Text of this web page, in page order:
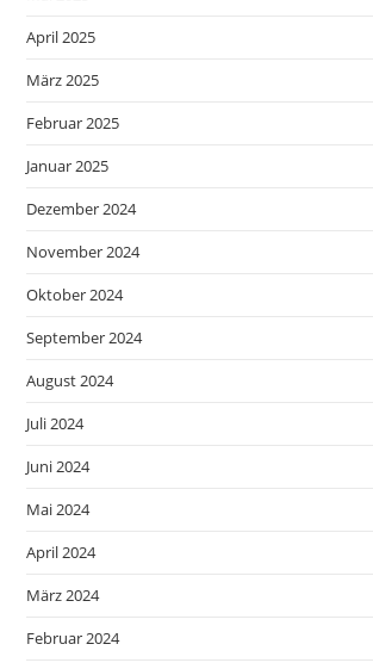
April 2025
März 2025
Februar 2025
Januar 2025
Dezember 2024
November 2024
Oktober 2024
September 2024
August 2024
Juli 2024
Juni 2024
Mai 2024
April 2024
März 2024
Februar 2024